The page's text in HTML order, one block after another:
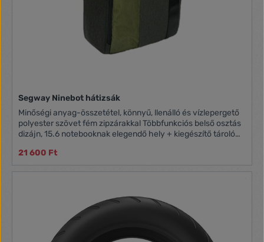
Segway Ninebot hátizsák
Minőségi anyag-összetétel, könnyű, llenálló és vízlepergető
polyester szövet fém zipzárakkal Többfunkciós belső osztás
dizájn, 15.6 notebooknak elegendő hely + kiegészítő tároló
Egyszerűen tárolható, kényelmes és állítható kivitel, állítható
párnázott vállpántok
21 600 Ft